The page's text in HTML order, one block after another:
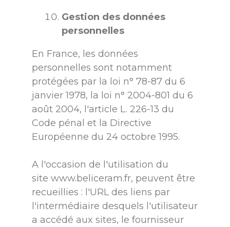
Gestion des données
personnelles
En France, les données
personnelles sont notamment
protégées par la loi n° 78-87 du 6
janvier 1978, la loi n° 2004-801 du 6
août 2004, l'article L. 226-13 du
Code pénal et la Directive
Européenne du 24 octobre 1995.
A l'occasion de l'utilisation du
site www.beliceram.fr, peuvent être
recueillies : l'URL des liens par
l'intermédiaire desquels l'utilisateur
a accédé aux sites, le fournisseur